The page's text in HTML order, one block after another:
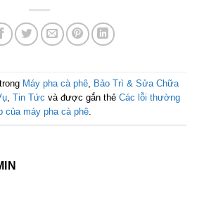
Máy pha cà phê, Bảo Trì & Sửa Chữa
, Tin Tức và được gắn thẻ Các lỗi thường
của máy pha cà phê.